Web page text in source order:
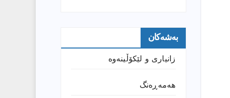
بەشەکان
زانیارى و لێکۆڵینەوە
هەمەڕەنگ